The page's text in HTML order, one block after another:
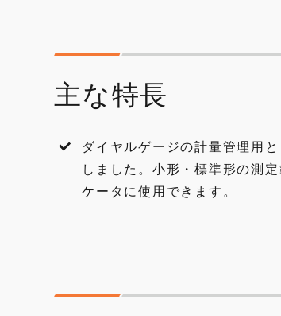
主な特長
ダイヤルゲージの計量管理用
しました。小形・標準形の測
ケータに使用できます。